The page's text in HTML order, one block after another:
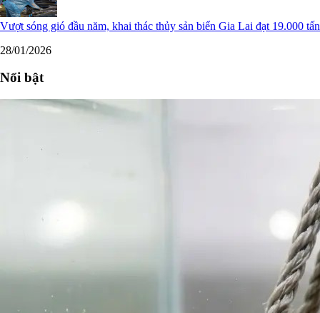
Vượt sóng gió đầu năm, khai thác thủy sản biển Gia Lai đạt 19.000 tấn
28/01/2026
Nổi bật